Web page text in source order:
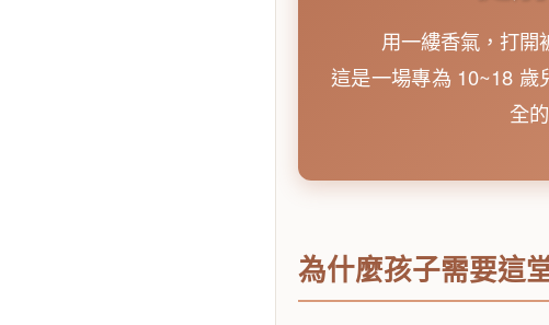
用一縷香氣，打開
這是一場專為 10~18 歲
全
為什麼孩子需要這